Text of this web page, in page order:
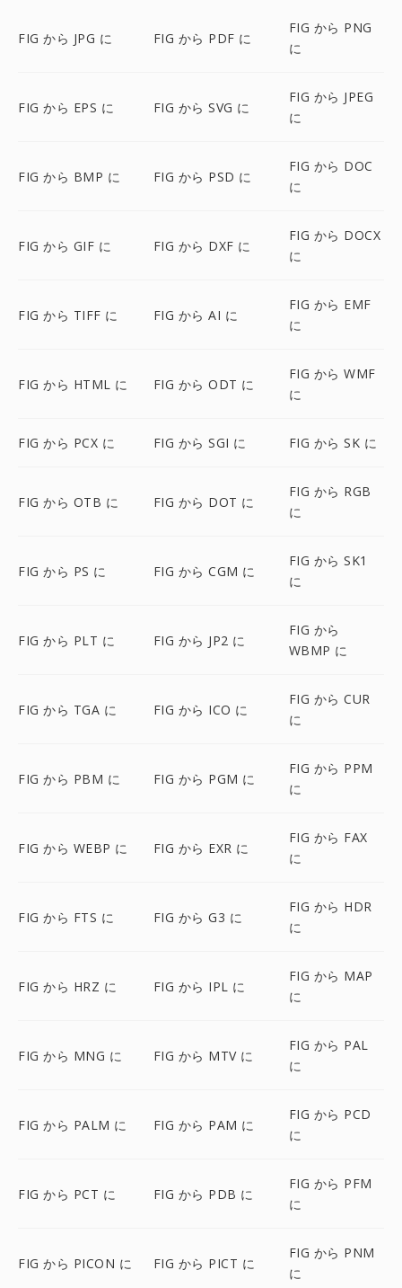
FIG から JPG に FIG から PDF に
FIG から PNG
に
FIG から EPS に FIG から SVG に
FIG から JPEG
に
FIG から BMP に FIG から PSD に
FIG から DOC
に
FIG から GIF に FIG から DXF に
FIG から DOCX
に
FIG から TIFF に FIG から AI に
FIG から EMF
に
FIG から HTML に FIG から ODT に
FIG から WMF
に
FIG から PCX に FIG から SGI に FIG から SK に
FIG から OTB に FIG から DOT に
FIG から RGB
に
FIG から PS に FIG から CGM に
FIG から SK1
に
FIG から PLT に FIG から JP2 に
FIG から
WBMP に
FIG から TGA に FIG から ICO に
FIG から CUR
に
FIG から PBM に FIG から PGM に
FIG から PPM
に
FIG から WEBP に FIG から EXR に
FIG から FAX
に
FIG から FTS に FIG から G3 に
FIG から HDR
に
FIG から HRZ に FIG から IPL に
FIG から MAP
に
FIG から MNG に FIG から MTV に
FIG から PAL
に
FIG から PALM に FIG から PAM に
FIG から PCD
に
FIG から PCT に FIG から PDB に
FIG から PFM
に
FIG から PICON に FIG から PICT に
FIG から PNM
に